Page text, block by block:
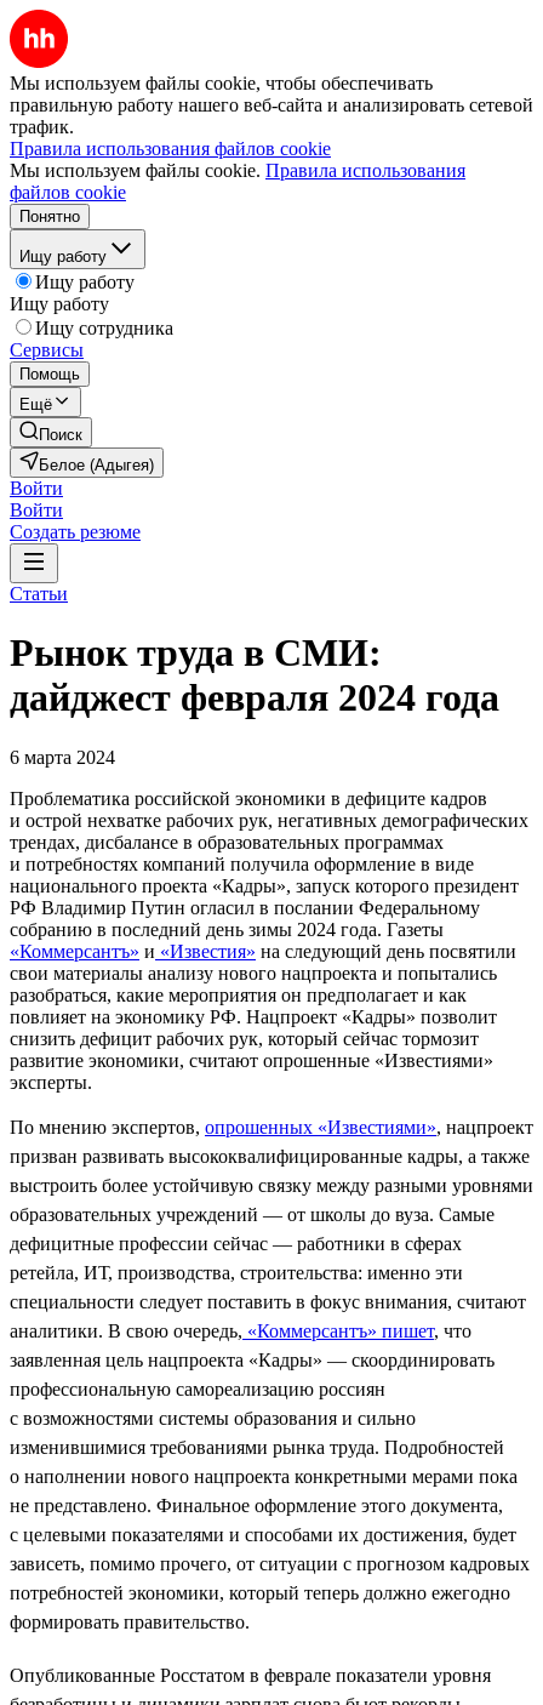
Мы используем файлы cookie, чтобы обеспечивать
правильную работу нашего веб-сайта и анализировать сетевой
трафик.
Правила использования файлов cookie
Мы используем файлы cookie. Правила использования
файлов cookie
Понятно
Ищу работу
Ищу работу
Ищу работу
Ищу сотрудника
Сервисы
Помощь
Ещё
Поиск
Белое (Адыгея)
Войти
Войти
Создать резюме
Статьи
Рынок труда в СМИ:
дайджест февраля 2024 года
6 марта 2024
Проблематика российской экономики в дефиците кадров
и острой нехватке рабочих рук, негативных демографических
трендах, дисбалансе в образовательных программах
и потребностях компаний получила оформление в виде
национального проекта «Кадры», запуск которого президент
РФ Владимир Путин огласил в послании Федеральному
собранию в последний день зимы 2024 года. Газеты
«Коммерсантъ» и «Известия» на следующий день посвятили
свои материалы анализу нового нацпроекта и попытались
разобраться, какие мероприятия он предполагает и как
повлияет на экономику РФ. Нацпроект «Кадры» позволит
снизить дефицит рабочих рук, который сейчас тормозит
развитие экономики, считают опрошенные «Известиями»
эксперты.
По мнению экспертов, опрошенных «Известиями», нацпроект
призван развивать высококвалифицированные кадры, а также
выстроить более устойчивую связку между разными уровнями
образовательных учреждений — от школы до вуза. Самые
дефицитные профессии сейчас — работники в сферах
ретейла, ИТ, производства, строительства: именно эти
специальности следует поставить в фокус внимания, считают
аналитики. В свою очередь, «Коммерсантъ» пишет, что
заявленная цель нацпроекта «Кадры» — скоординировать
профессиональную самореализацию россиян
с возможностями системы образования и сильно
изменившимися требованиями рынка труда. Подробностей
о наполнении нового нацпроекта конкретными мерами пока
не представлено. Финальное оформление этого документа,
с целевыми показателями и способами их достижения, будет
зависеть, помимо прочего, от ситуации с прогнозом кадровых
потребностей экономики, который теперь должно ежегодно
формировать правительство.
Опубликованные Росстатом в феврале показатели уровня